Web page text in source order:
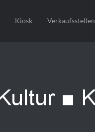
Kiosk Verkaufsstellen